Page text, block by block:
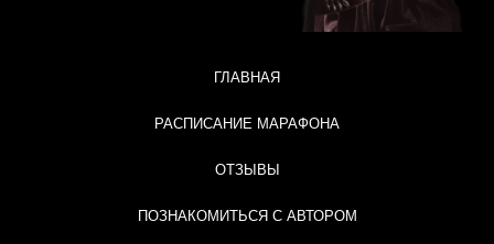
ГЛАВНАЯ
РАСПИСАНИЕ МАРАФОНА
ОТЗЫВЫ
ПОЗНАКОМИТЬСЯ С АВТОРОМ